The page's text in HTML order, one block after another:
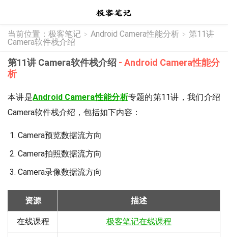
当前位置： 极客笔记 > Android Camera性能分析 > 第11讲
Camera软件栈介绍
第11讲 Camera软件栈介绍 - Android Camera性能分
析
本讲是Android Camera性能分析专题的第11讲，我们介绍
Camera软件栈介绍，包括如下内容：
Camera预览数据流方向
Camera拍照数据流方向
Camera录像数据流方向
资源 描述
在线课程 极客笔记在线课程